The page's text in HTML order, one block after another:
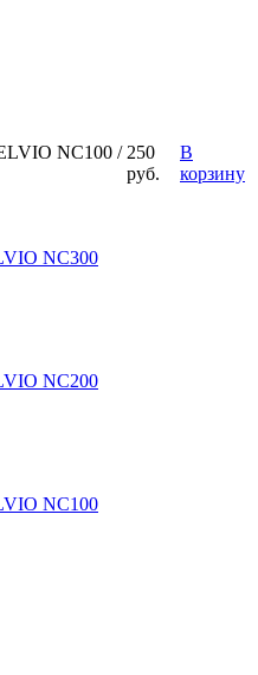
NC100 / 250
руб.
В
корзину
NC300
NC200
NC100